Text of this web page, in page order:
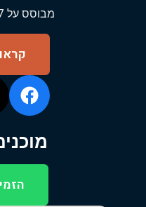
מבוסס על 47 ביקורות בגוגל